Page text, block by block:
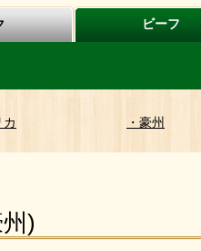
ビーフ
カ ・豪州
)